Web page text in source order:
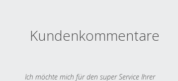
Kundenkommentare
Ich möchte mich für den super Service Ihrer